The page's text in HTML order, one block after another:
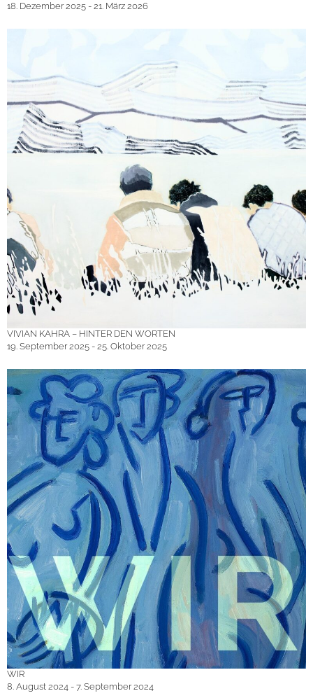
18. Dezember 2025 - 21. März 2026
VIVIAN KAHRA – HINTER DEN WORTEN
19. September 2025 - 25. Oktober 2025
WIR
8. August 2024 - 7. September 2024